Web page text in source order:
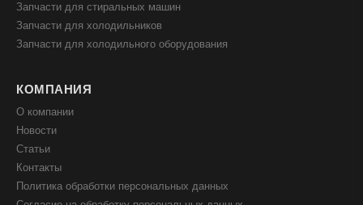
Запчасти для стиральных машин
Запчасти для холодильников
Запчасти для холодильного оборудования
КОМПАНИЯ
О компании
Новости
Статьи
Контакты
Политика обработки персональных данных